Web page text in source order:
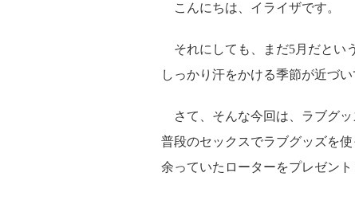
こんにちは、イライザです。
それにしても、まだ5月だとい
しっかり汗をかける季節が近づ
さて、そんな今回は、ラブグッ
普段のセックスでラブグッズを
余っていたローターをプレゼン